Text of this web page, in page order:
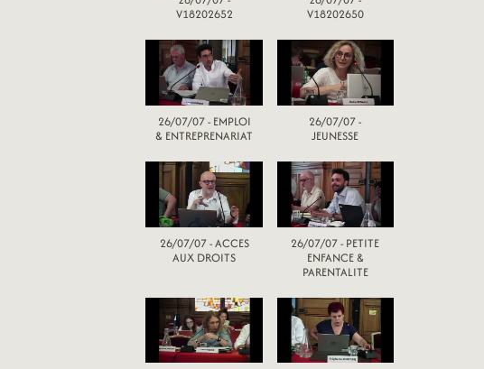
V18202652
V18202650
26/07/07 - EMPLOI
& ENTREPRENARIAT
26/07/07 -
JEUNESSE
26/07/07 - ACCES
AUX DROITS
26/07/07 - PETITE
ENFANCE &
PARENTALITE